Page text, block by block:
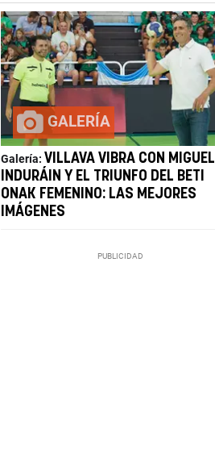
GALERÍA
Galería: VILLAVA VIBRA CON MIGUEL
INDURÁIN Y EL TRIUNFO DEL BETI
ONAK FEMENINO: LAS MEJORES
IMÁGENES